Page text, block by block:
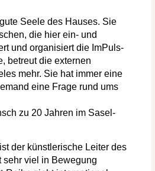
Seele des Hauses. Sie
die hier ein- und
und organisiert die ImPuls-
betreut die externen
mehr. Sie hat immer eine
eine Frage rund ums
zu 20 Jahren im Sasel-
ist der künstlerische Leiter des
sehr viel in Bewegung